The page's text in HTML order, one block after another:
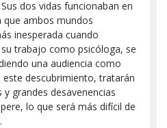
dos vidas funcionaban en
ambos mundos
inesperada cuando
trabajo como psicóloga, se
una audiencia como
este descubrimiento, tratarán
grandes desavenencias
lo que será más difícil de